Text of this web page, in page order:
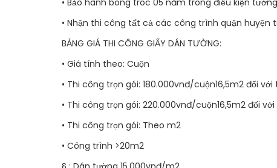
• Bảo hành bong tróc 05 năm trong điều kiện
• Nhận thi công tất cả các công trình quận huyện
BẢNG GIÁ THI CÔNG GIẤY DÁN TƯỜNG:
• Giá tính theo: Cuộn
• Thi công trọn gói: 180.000vnđ/cuộn16,5m2 đối
• Thi công trọn gói: 220.000vnđ/cuộn16,5m2 đối
• Thi công trọn gói: Theo m2
• Công trình >20m2